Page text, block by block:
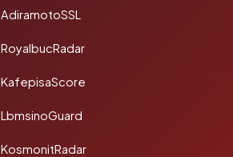
AdiramotoSSL
RoyalbucRadar
KafepisaScore
LbmsinoGuard
KosmonitRadar